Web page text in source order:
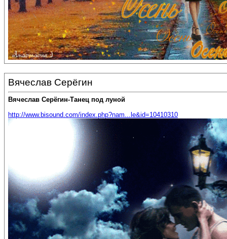
Вячеслав Серёгин
Вячеслав Серёгин-Танец под луной
http://www.bisound.com/index.php?nam...le&id=10410310